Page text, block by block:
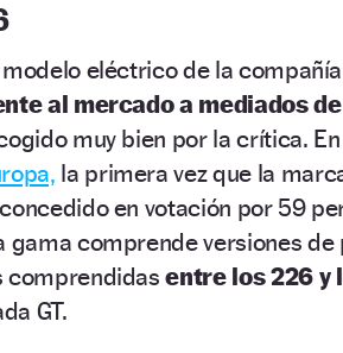
eléctrico de la
al mercado a mediados
muy bien por la crítica.
la primera vez que la
en votación por 59
gama comprende versiones
comprendidasentre los 226 y
GT.